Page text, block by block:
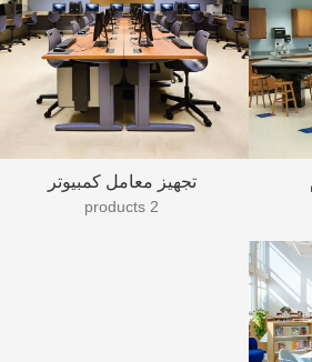
تجهيز معامل كمبيوتر
2 products